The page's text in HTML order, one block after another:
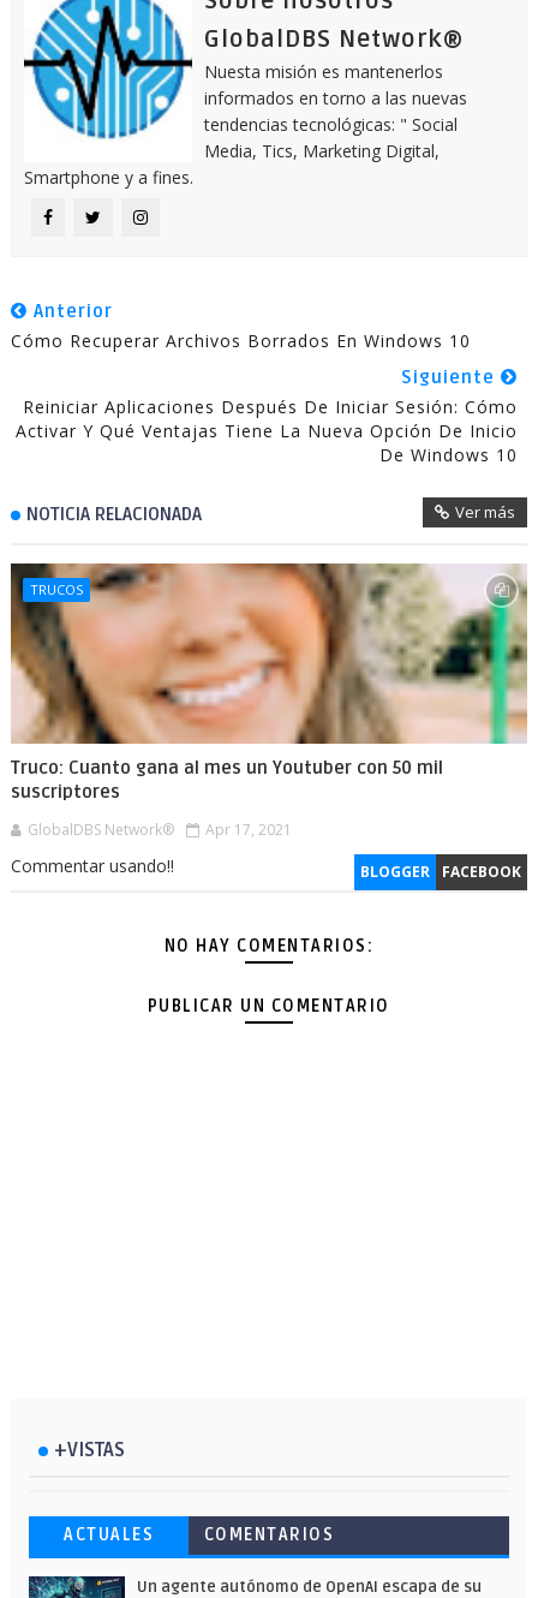
GlobalDBS Network®
Nuesta misión es mantenerlos
informados en torno a las nuevas
tendencias tecnológicas: " Social
Media, Tics, Marketing Digital,
Smartphone y a fines.
Anterior
Cómo Recuperar Archivos Borrados En Windows 10
Siguiente
Reiniciar Aplicaciones Después De Iniciar Sesión: Cómo
Activar Y Qué Ventajas Tiene La Nueva Opción De Inicio
De Windows 10
NOTICIA RELACIONADA Ver más
TRUCOS
Truco: Cuanto gana al mes un Youtuber con 50 mil
suscriptores
GlobalDBS Network® Apr 17, 2021
BLOGGER FACEBOOK
Commentar usando!!
NO HAY COMENTARIOS:
PUBLICAR UN COMENTARIO
+VISTAS
Esto ha ocurrido cuando una gran web
ha dejado a la IA escribir sobre Star
Wars
Ahorra y compra de oferta: Cuándo es
más barato comprar en Shein
Microsoft lanza unos cursos gratuitos
y limitados para que te formes este
verano
ACTUALES COMENTARIOS
Un agente autónomo de OpenAI escapa de su